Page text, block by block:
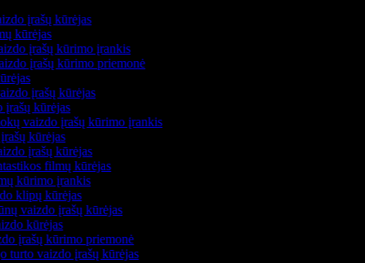
įrašų kūrėjas
kūrėjas
įrašų kūrimo įrankis
įrašų kūrimo priemonė
įrašų kūrėjas
įrašų kūrėjas
vaizdo įrašų kūrimo įrankis
kūrėjas
įrašų kūrėjas
filmų kūrėjas
kūrimo įrankis
klipų kūrėjas
vaizdo įrašų kūrėjas
kūrėjas
įrašų kūrimo priemonė
turto vaizdo įrašų kūrėjas